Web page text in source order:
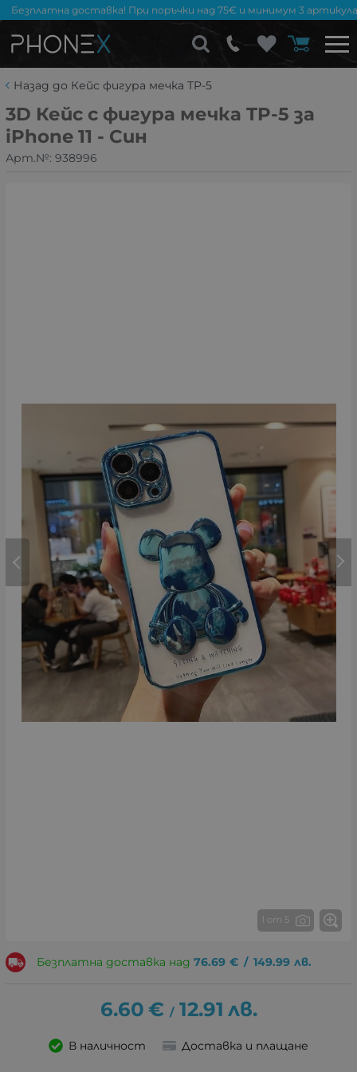
Безплатна доставка! При поръчки над 75€ и минимум 3
Назад до Кейс фигура мечка TP-5
3D Кейс с фигура мечка TP-5 за
iPhone 11 - Син
Арт.№: 938996
1 от 5
Безплатна доставка над 76.69 € / 149.99 лв.
6.60 € / 12.91 лв.
В наличност Доставка и плащане